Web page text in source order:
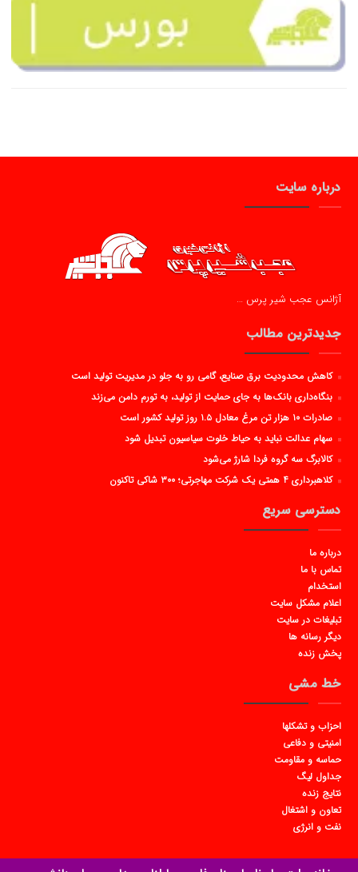
درباره سایت
آژانس عجب شیر پرس …
جدیدترین مطالب
کاهش محدودیت برق صنایع، گامی رو به جلو در مدیریت تولید است
بنگاه‌داری بانک‌ها به جای حمایت از تولید، به تورم دامن می‌زند
صادرات ۱۰ هزار تن مرغ معادل ۱.۵ روز تولید کشور است
سهام عدالت نباید به حیاط خلوت سیاسیون تبدیل شود
کالابرگ سه گروه فردا شارژ می‌شود
کلاهبرداری ۴ همتی یک شرکت مهاجرتی؛ ۳۰۰ شاکی تاکنون
دسترسی سریع
درباره ما
تماس با ما
استخدام
اعلام مشکل سایت
تبلیغات در سایت
دیگر رسانه ها
پخش زنده
خط مشی
احزاب و تشکلها
امنیتی و دفاعی
حماسه و مقاومت
جداول لیگ
نتایج زنده
تعاون و اشتغال
نفت و انرژی